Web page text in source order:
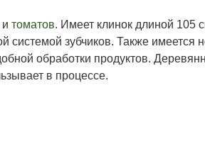
томатов. Имеет клинок длиной 105
системой зубчиков. Также имеется
обработки продуктов.
в процессе.